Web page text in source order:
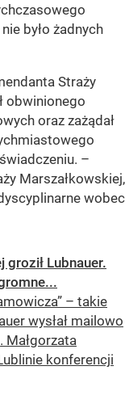
było żadnych
Straży
obwinionego
oraz zażądał
–
Marszałkowskiej,
wobec
groził Lubnauer.
– takie
wysłał mailowo
Małgorzata
konferencji